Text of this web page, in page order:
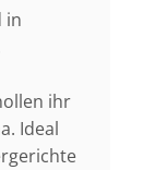
in
ihr
Ideal